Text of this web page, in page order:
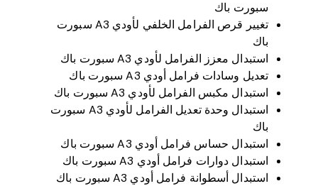
سبورت باك
تغيير قرص الفرامل الخلفي لأودي A3 سبورت
باك
استبدال معزز الفرامل لأودي A3 سبورت باك
تعديل وسادات فرامل أودي A3 سبورت باك
استبدال مكبس الفرامل لأودي A3 سبورت باك
استبدال وحدة تعديل الفرامل لأودي A3 سبورت
باك
استبدال حساس فرامل أودي A3 سبورت باك
استبدال دوارات فرامل أودي A3 سبورت باك
استبدال أسطوانة فرامل أودي A3 سبورت باك